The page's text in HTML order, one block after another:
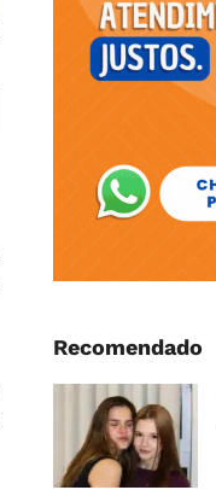
Recomendado